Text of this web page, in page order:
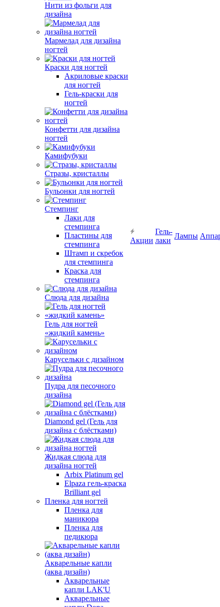
Нити из фольги для
дизайна
Мармелад для дизайна
ногтей
Краски для ногтей
Акриловые краски
для ногтей
Гель-краски для
ногтей
Конфетти для дизайна
ногтей
Камифубуки
Стразы, кристаллы
Бульонки для ногтей
Стемпинг
Лаки для
стемпинга
Пластины для
стемпинга
Штамп и скребок
для стемпинга
Краска для
стемпинга
Слюда для дизайна
Гель для ногтей
«жидкий камень»
Карусельки с дизайном
Пудра для песочного
дизайна
Diamond gel (Гель для
дизайна с блёстками)
Жидкая слюда для
дизайна ногтей
Arbix Platinum gel
Elpaza гель-краска
Brilliant gel
Пленка для ногтей
Пленка для
маникюра
Пленка для
педикюра
Акварельные капли
(аква дизайн)
Акварельные
капли LAK'U
Акварельные
Акции
Гель-
лаки
Лампы